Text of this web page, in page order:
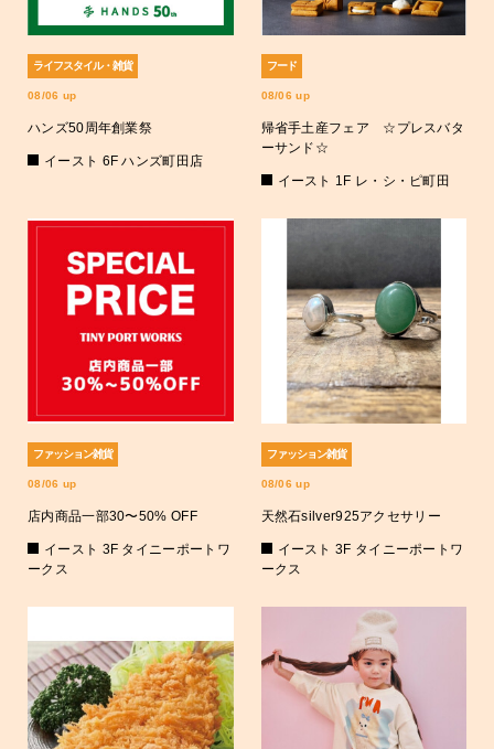
ライフスタイル・雑貨
08/06 up
ハンズ50周年創業祭
イースト 6F ハンズ町田店
フード
08/06 up
帰省手土産フェア ☆プレスバタ
ーサンド☆
イースト 1F レ・シ・ピ町田
ファッション雑貨
08/06 up
店内商品一部30〜50% OFF
イースト 3F タイニーポートワ
ークス
ファッション雑貨
08/06 up
天然石silver925アクセサリー
イースト 3F タイニーポートワ
ークス